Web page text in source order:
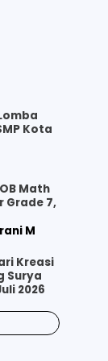
Kota
Math
Grade 7,
M
Kreasi
Surya
2026